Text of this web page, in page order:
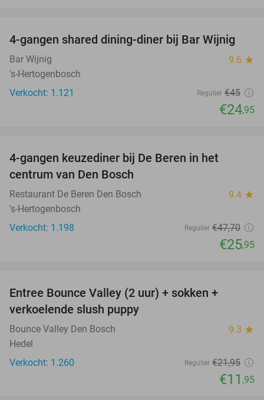
45%
4-gangen shared dining-diner bij Bar Wijnig
Bar Wijnig 9.6 star
's-Hertogenbosch
Verkocht: 1.121
Regulier €45
€24,95
4-gangen keuzediner bij De Beren in het
centrum van Den Bosch
Restaurant De Beren Den Bosch 9.4 star
's-Hertogenbosch
Verkocht: 1.198
Regulier €47,70
€25,95
Entree Bounce Valley (2 uur) + sokken +
verkoelende slush puppy
Bounce Valley Den Bosch 9.3 star
Hedel
Verkocht: 1.260
Regulier €21,95
€11 ,95